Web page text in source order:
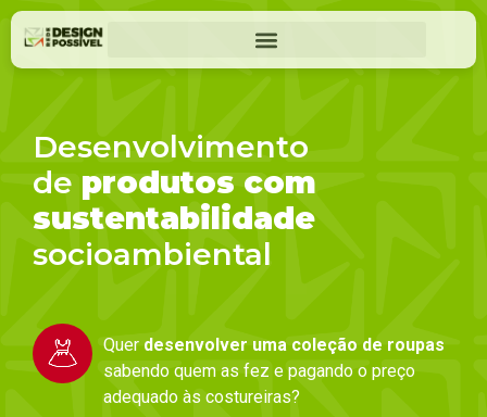
Desenvolvimento
de produtos com
sustentabilidade
socioambiental
Quer desenvolver uma coleção de roupas
sabendo quem as fez e pagando o preço
adequado às costureiras?